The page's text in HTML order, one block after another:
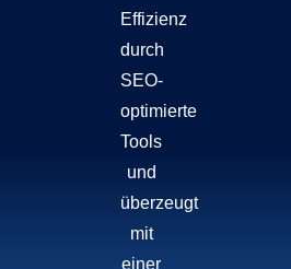
Effizienz
durch
SEO-
optimierte
Tools
und
überzeugt
mit
einer